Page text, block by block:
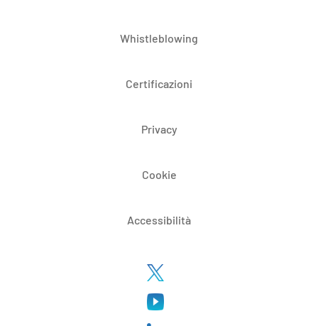
Whistleblowing
Certificazioni
Privacy
Cookie
Accessibilità